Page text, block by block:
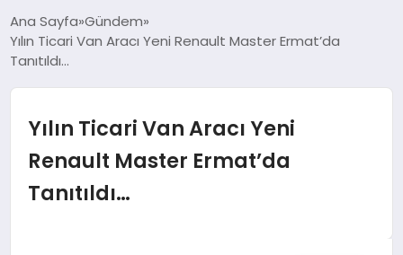
TEKNOLOJI
MAGAZIN
Ana Sayfa Gündem
Yılın Ticari Van Aracı Yeni Renault Master Ermat’da
Tanıtıldı…
Yılın Ticari Van Aracı Yeni
Renault Master Ermat’da
Tanıtıldı…